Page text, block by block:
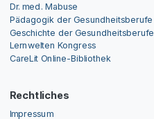
Dr. med. Mabuse
Pädagogik der Gesundheitsberufe
Geschichte der Gesundheitsberufe
Lernwelten Kongress
CareLit Online-Bibliothek
Rechtliches
Impressum